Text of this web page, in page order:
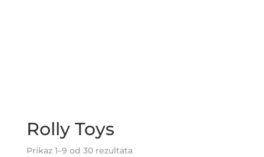
Rolly Toys
Prikaz 1–9 od 30 rezultata